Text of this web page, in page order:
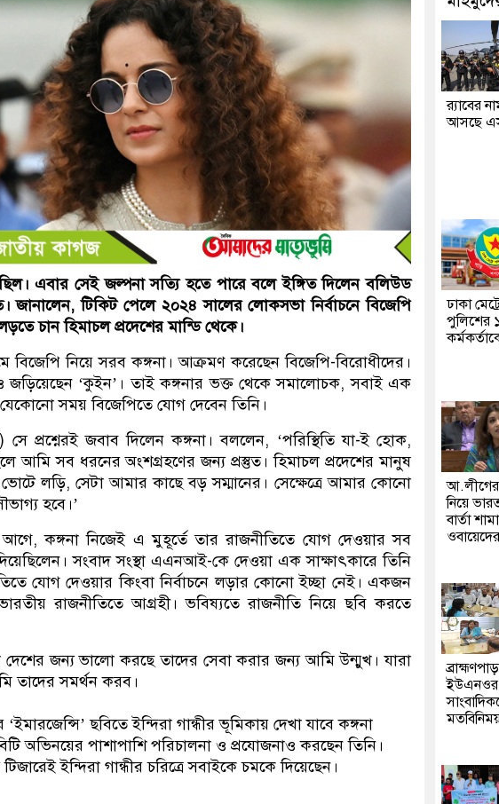
এবার সেই জল্পনা সত্যি হতে পারে বলে ইঙ্গিত দিলেন বলিউড
জানালেন, টিকিট পেলে ২০২৪ সালের লোকসভা নির্বাচনে বিজেপি
লড়তে চান হিমাচল প্রদেশের মান্ডি থেকে।
বিজেপি নিয়ে সরব কঙ্গনা। আক্রমণ করেছেন বিজেপি-বিরোধীদের।
জড়িয়েছেন ‘কুইন’। তাই কঙ্গনার ভক্ত থেকে সমালোচক, সবাই এক
যেকোনো সময় বিজেপিতে যোগ দেবেন তিনি।
প্রশ্নেরই জবাব দিলেন কঙ্গনা। বললেন, ‘পরিস্থিতি যা-ই হোক,
আমি সব ধরনের অংশগ্রহণের জন্য প্রস্তুত। হিমাচল প্রদেশের মানুষ
লড়ি, সেটা আমার কাছে বড় সম্মানের। সেক্ষেত্রে আমার কোনো
হবে।’
কঙ্গনা নিজেই এ মুহূর্তে তার রাজনীতিতে যোগ দেওয়ার সব
সংবাদ সংস্থা এএনআই-কে দেওয়া এক সাক্ষাৎকারে তিনি
যোগ দেওয়ার কিংবা নির্বাচনে লড়ার কোনো ইচ্ছা নেই। একজন
রাজনীতিতে আগ্রহী। ভবিষ্যতে রাজনীতি নিয়ে ছবি করতে
দেশের জন্য ভালো করছে তাদের সেবা করার জন্য আমি উন্মুখ। যারা
তাদের সমর্থন করব।
‘ইমারজেন্সি’ ছবিতে ইন্দিরা গান্ধীর ভূমিকায় দেখা যাবে কঙ্গনা
অভিনয়ের পাশাপাশি পরিচালনা ও প্রযোজনাও করছেন তিনি।
ইন্দিরা গান্ধীর চরিত্রে সবাইকে চমকে দিয়েছেন।
র‍্যাবের
আসছে
ঢাকা
পুলিশের
আ.লীগের
নিয়ে
বার্তা শামা
ইউএনওর